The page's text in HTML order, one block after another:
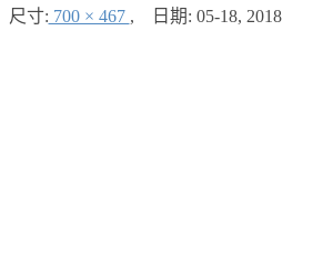
尺寸: 700 × 467 , 日期: 05-18, 2018